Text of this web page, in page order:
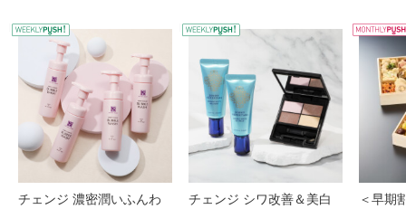
WEEKLY PUSH
チェンジ 濃密潤いふんわ
チェンジ シワ改善＆美白
＜早期